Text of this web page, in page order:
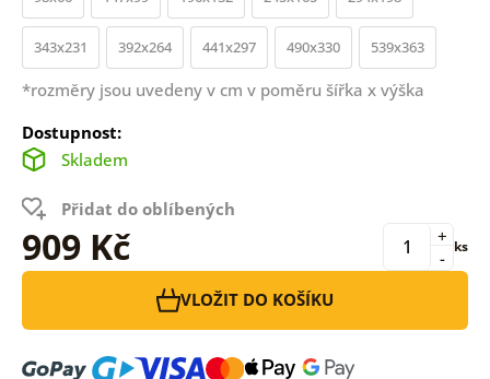
343x231 392x264 441x297 490x330 539x363
*rozměry jsou uvedeny v cm v poměru šířka x výška
Dostupnost:
Skladem
Přidat do oblíbených
909 Kč -
+ ks
VLOŽIT DO KOŠÍKU